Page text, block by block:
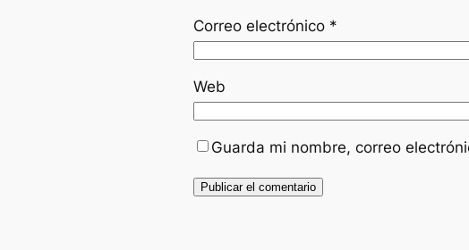
Correo electrónico *
Web
Guarda mi nombre, correo